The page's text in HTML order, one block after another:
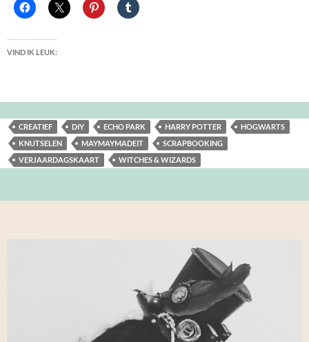
VIND IK LEUK:
CREATIEF DIY ECHO PARK HARRY POTTER
HOGWARTS
KNUTSELEN
MAYMAYMADEIT
SCRAPBOOKING
VERJAARDAGSKAART
WITCHES & WIZARDS